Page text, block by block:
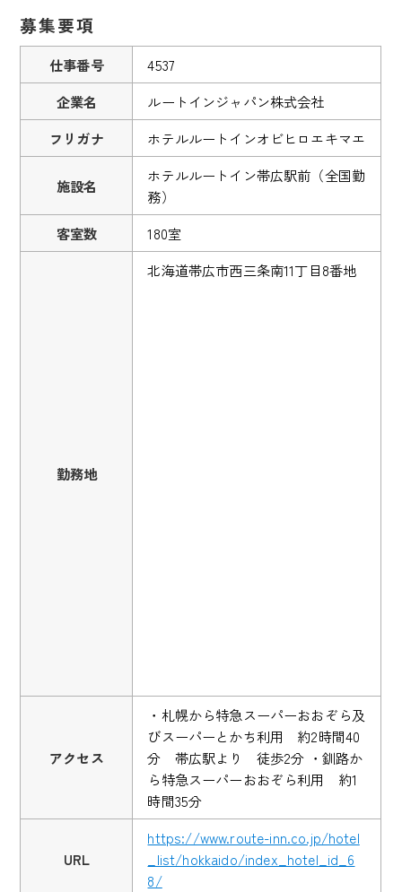
募集要項
仕事番号
4537
企業名
ルートインジャパン株式会社
フリガナ
ホテルルートインオビヒロエキマエ
施設名
ホテルルートイン帯広駅前（全国勤
務）
客室数
180室
勤務地
北海道帯広市西三条南11丁目8番地
アクセス
・札幌から特急スーパーおおぞら及
びスーパーとかち利用 約2時間40
分 帯広駅より 徒歩2分 ・釧路か
ら特急スーパーおおぞら利用 約1
時間35分
URL
https://www.route-inn.co.jp/hotel
_list/hokkaido/index_hotel_id_6
8/